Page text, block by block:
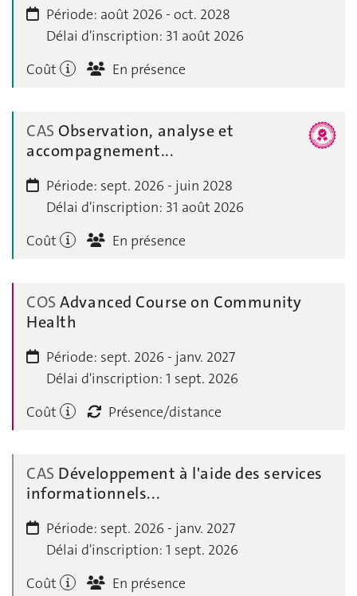
Période: août 2026 - oct. 2028
Délai d'inscription: 31 août 2026
Coût
En présence
CAS Observation, analyse et
accompagnement...
Période: sept. 2026 - juin 2028
Délai d'inscription: 31 août 2026
Coût
En présence
COS Advanced Course on Community
Health
Période: sept. 2026 - janv. 2027
Délai d'inscription: 1 sept. 2026
Coût
Présence/distance
CAS Développement à l'aide des services
informationnels...
Période: sept. 2026 - janv. 2027
Délai d'inscription: 1 sept. 2026
Coût
En présence